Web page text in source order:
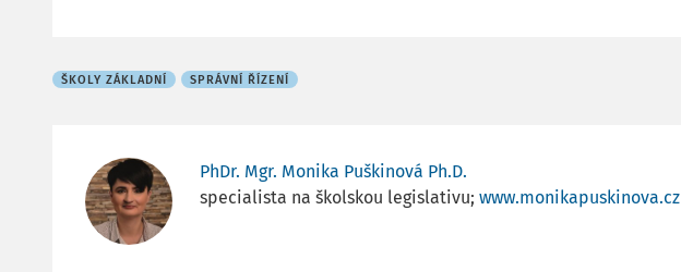
ŠKOLY ZÁKLADNÍ SPRÁVNÍ ŘÍZENÍ
PhDr. Mgr. Monika Puškinová Ph.D.
specialista na školskou legislativu; www.monikapuskinova.cz